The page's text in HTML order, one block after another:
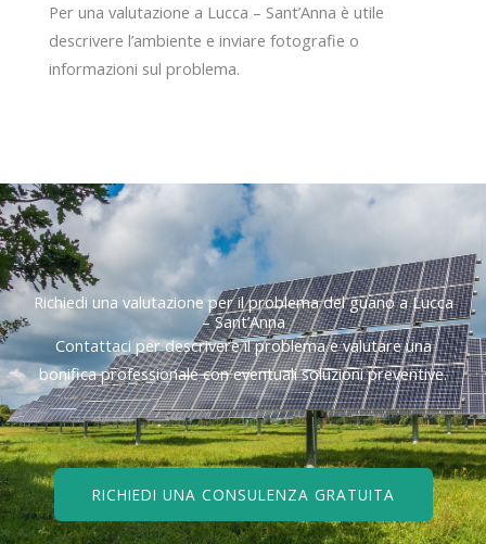
Per una valutazione a Lucca – Sant’Anna è utile
descrivere l’ambiente e inviare fotografie o
informazioni sul problema.
Richiedi una valutazione per il problema del guano a Lucca
– Sant’Anna
Contattaci per descrivere il problema e valutare una
bonifica professionale con eventuali soluzioni preventive.
RICHIEDI UNA CONSULENZA GRATUITA